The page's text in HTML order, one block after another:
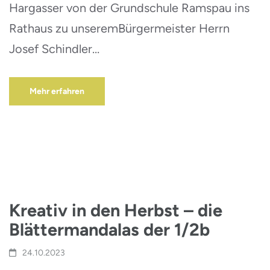
Hargasser von der Grundschule Ramspau ins
Rathaus zu unseremBürgermeister Herrn
Josef Schindler…
Mehr erfahren
Kreativ in den Herbst – die
Blättermandalas der 1/2b
24.10.2023